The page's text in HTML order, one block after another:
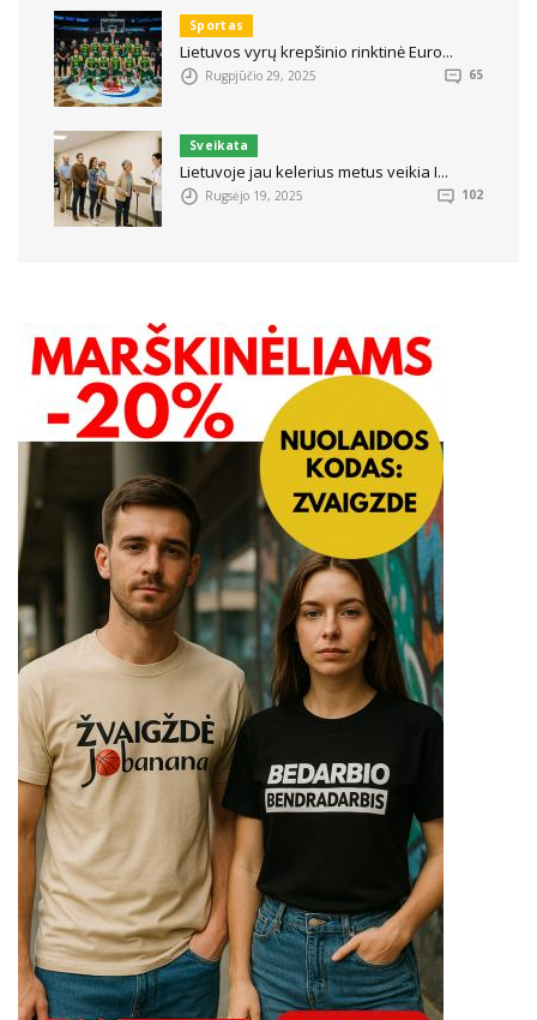
Sportas
Lietuvos vyrų krepšinio rinktinė Euro...
Rugpjūčio 29, 2025 65
Sveikata
Lietuvoje jau kelerius metus veikia I...
Rugsėjo 19, 2025 102